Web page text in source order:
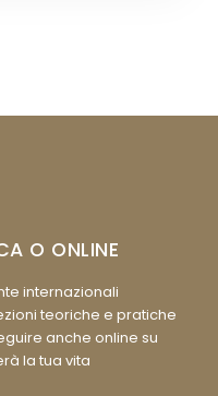
O ONLINE
internazionali
teoriche e pratiche
anche online su
la tua vita